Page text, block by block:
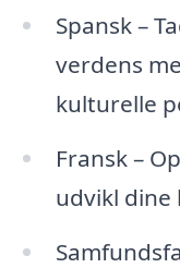
Spansk –
verdens
kulturelle
Fransk –
udvikl dine